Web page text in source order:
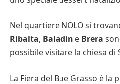
Nel quartiere NOLO si
Ribalta, Baladin e Brera
possibile visitare la chiesa di
La Fiera del Bue Grasso è la